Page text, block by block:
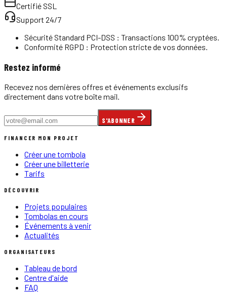
Certifié SSL
Support 24/7
Sécurité Standard PCI-DSS : Transactions 100% cryptées.
Conformité RGPD : Protection stricte de vos données.
Restez informé
Recevez nos dernières offres et événements exclusifs
directement dans votre boîte mail.
S'ABONNER
FINANCER MON PROJET
Créer une tombola
Créer une billetterie
Tarifs
DÉCOUVRIR
Projets populaires
Tombolas en cours
Événements à venir
Actualités
ORGANISATEURS
Tableau de bord
Centre d'aide
FAQ